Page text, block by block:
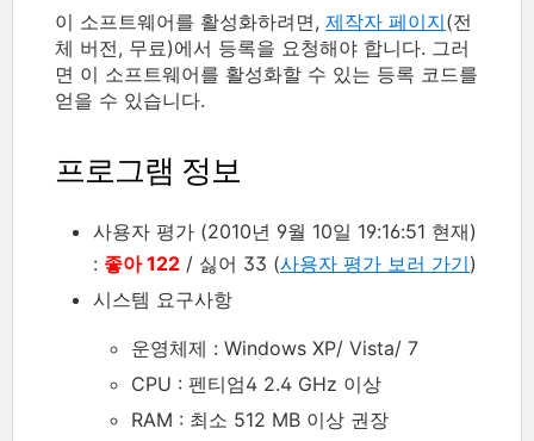
이 소프트웨어를 활성화하려면, 제작자 페이지(전
체 버전, 무료)에서 등록을 요청해야 합니다. 그러
면 이 소프트웨어를 활성화할 수 있는 등록 코드를
얻을 수 있습니다.
프로그램 정보
사용자 평가 (2010년 9월 10일 19:16:51 현재)
: 좋아 122 / 싫어 33 (사용자 평가 보러 가기)
시스템 요구사항
운영체제 : Windows XP/ Vista/ 7
CPU : 펜티엄4 2.4 GHz 이상
RAM : 최소 512 MB 이상 권장